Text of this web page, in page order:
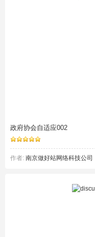
政府协会自适应002
作者: 南京做好站网络科技公司